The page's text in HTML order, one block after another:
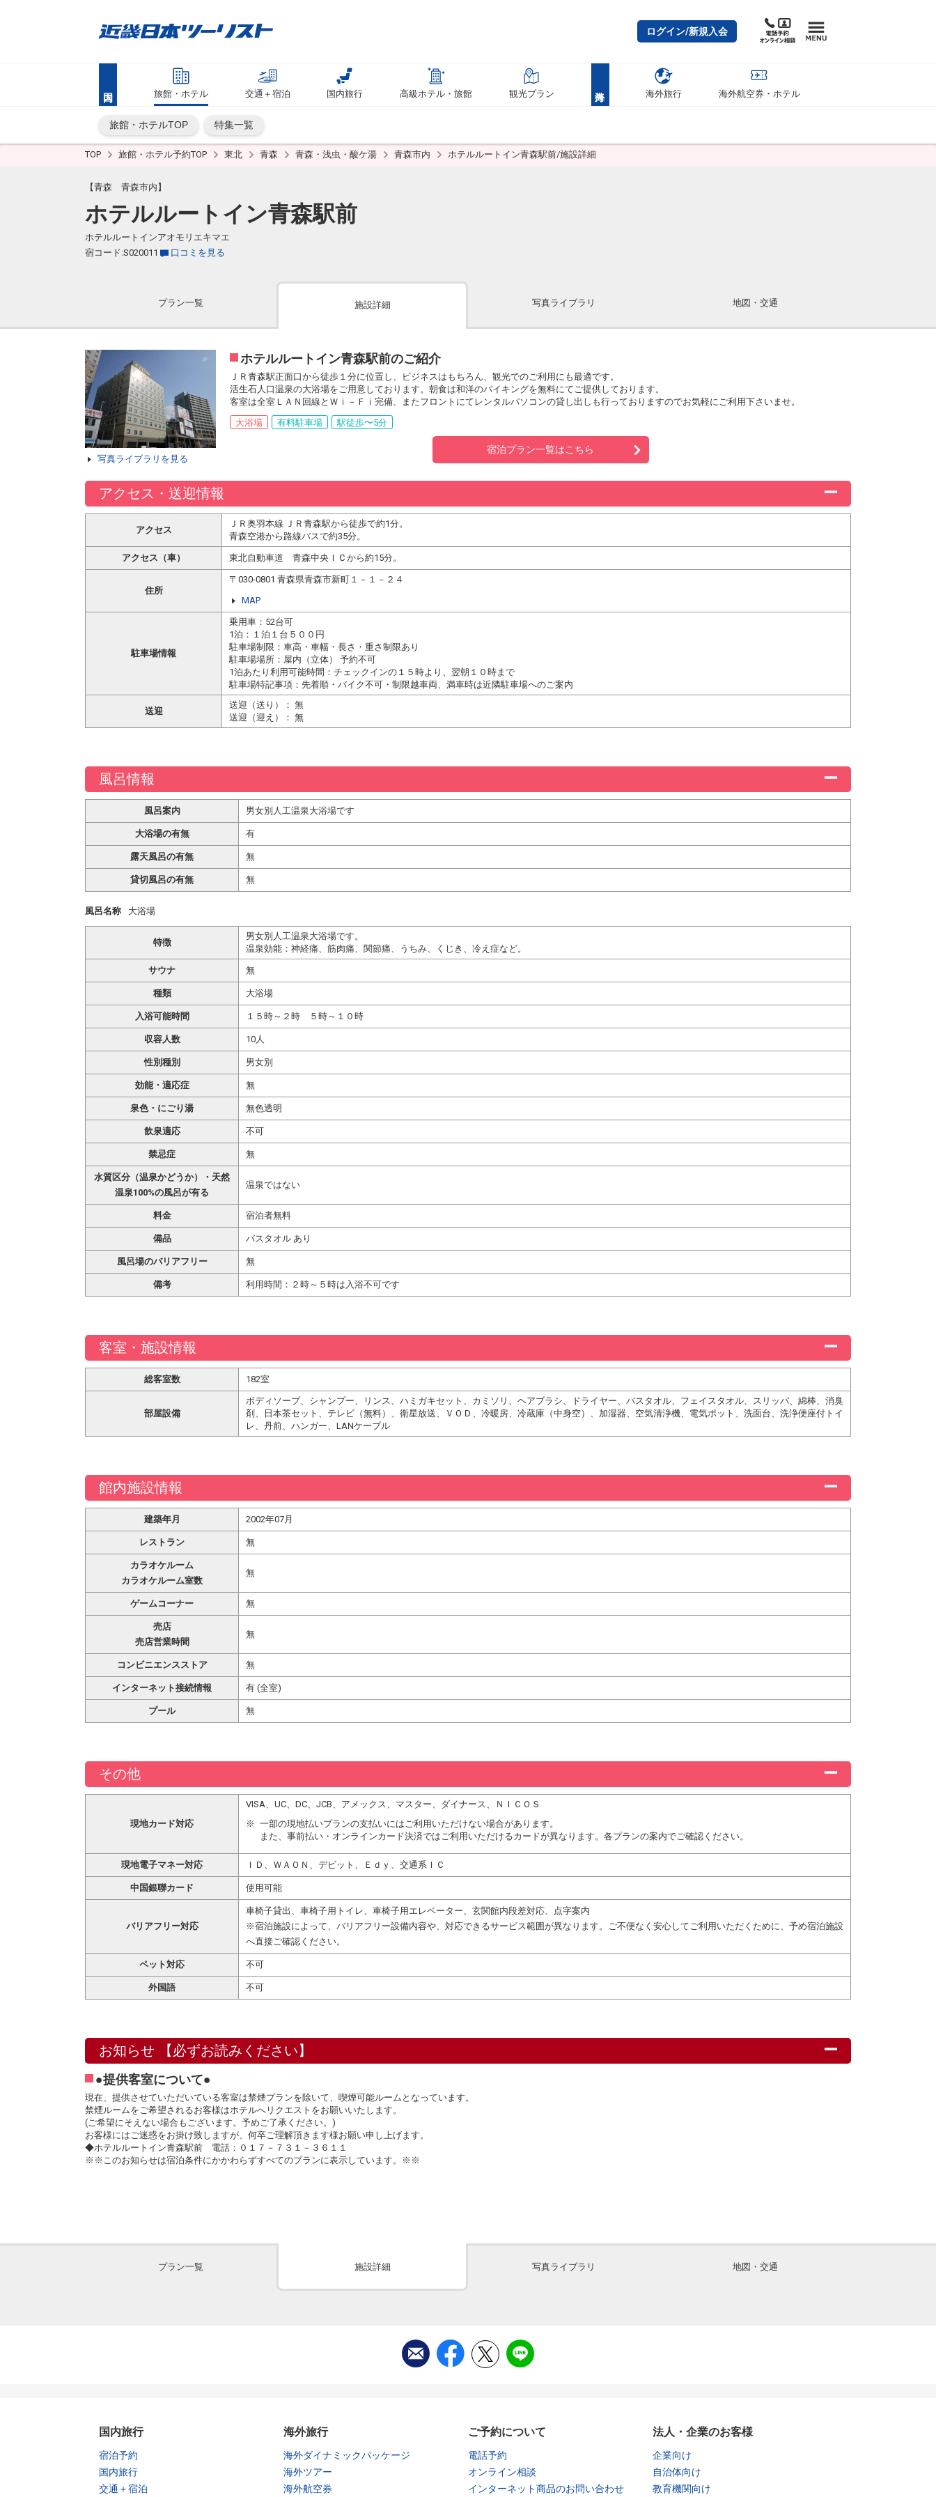
ログイン/新規入会
旅館・ホテル 交通＋宿泊 国内旅行 高級ホテル・旅館 観光プラン 海外旅行 海外航空券・ホテル
旅館・ホテルTOP 特集一覧
TOP 旅館・ホテル予約TOP 東北 青森 青森・浅虫・酸ケ湯 青森市内 ホテルルートイン青森駅前/施設詳細
【青森 青森市内】
ホテルルートイン青森駅前
ホテルルートインアオモリエキマエ
宿コード:S020011
口コミを見る
プラン一覧 施設詳細 写真ライブラリ 地図・交通
写真ライブラリを見る
ホテルルートイン青森駅前のご紹介
ＪＲ青森駅正面口から徒歩１分に位置し、ビジネスはもちろん、観光でのご利用にも最適です。
活生石人口温泉の大浴場をご用意しております。朝食は和洋のバイキングを無料にてご提供しております。
客室は全室ＬＡＮ回線とＷｉ－Ｆｉ完備、またフロントにてレンタルパソコンの貸し出しも行っておりますのでお気軽にご利用下さいませ。
大浴場
有料駐車場 駅徒歩〜5分
宿泊プラン一覧はこちら
アクセス・送迎情報
アクセス
ＪＲ奥羽本線 ＪＲ青森駅から徒歩で約1分。
青森空港から路線バスで約35分。
アクセス（車） 東北自動車道 青森中央ＩＣから約15分。
住所
〒030-0801 青森県青森市新町１－１－２４
MAP
駐車場情報
乗用車：52台可
1泊：１泊１台５００円
駐車場制限：車高・車幅・長さ・重さ制限あり
駐車場場所：屋内（立体） 予約不可
1泊あたり利用可能時間：チェックインの１５時より、翌朝１０時まで
駐車場特記事項：先着順・バイク不可・制限越車両、満車時は近隣駐車場へのご案内
送迎
送迎（送り）： 無
送迎（迎え）： 無
風呂情報
風呂案内 男女別人工温泉大浴場です
大浴場の有無 有
露天風呂の有無 無
貸切風呂の有無 無
風呂名称 大浴場
特徴
男女別人工温泉大浴場です。
温泉効能：神経痛、筋肉痛、関節痛、うちみ、くじき、冷え症など。
サウナ 無
種類 大浴場
入浴可能時間 １５時～２時 ５時～１０時
収容人数 10人
性別種別 男女別
効能・適応症 無
泉色・にごり湯 無色透明
飲泉適応 不可
禁忌症 無
水質区分（温泉かどうか）・天然
温泉100%の風呂が有る
温泉ではない
料金 宿泊者無料
備品 バスタオル あり
風呂場のバリアフリー 無
備考 利用時間：２時～５時は入浴不可です
客室・施設情報
総客室数 182室
部屋設備
ボディソープ、シャンプー、リンス、ハミガキセット、カミソリ、ヘアブラシ、ドライヤー、バスタオル、フェイスタオル、スリッパ、綿棒、消臭
剤、日本茶セット、テレビ（無料）、衛星放送、ＶＯＤ、冷暖房、冷蔵庫（中身空）、加湿器、空気清浄機、電気ポット、洗面台、洗浄便座付トイ
レ、丹前、ハンガー、LANケーブル
館内施設情報
建築年月 2002年07月
レストラン 無
カラオケルーム
カラオケルーム室数
無
ゲームコーナー 無
売店
売店営業時間
無
コンビニエンスストア 無
インターネット接続情報 有 (全室)
プール 無
その他
現地カード対応
VISA、UC、DC、JCB、アメックス、マスター、ダイナース、ＮＩＣＯＳ
一部の現地払いプランの支払いにはご利用いただけない場合があります。
また、事前払い・オンラインカード決済ではご利用いただけるカードが異なります。各プランの案内でご確認ください。
現地電子マネー対応 ＩＤ、ＷＡＯＮ、デビット、Ｅｄｙ、交通系ＩＣ
中国銀聯カード 使用可能
バリアフリー対応
車椅子貸出、車椅子用トイレ、車椅子用エレベーター、玄関館内段差対応、点字案内
※宿泊施設によって、バリアフリー設備内容や、対応できるサービス範囲が異なります。ご不便なく安心してご利用いただくために、予め宿泊施設
へ直接ご確認ください。
ペット対応 不可
外国語 不可
お知らせ 【必ずお読みください】
●提供客室について●
現在、提供させていただいている客室は禁煙プランを除いて、喫煙可能ルームとなっています。
禁煙ルームをご希望されるお客様はホテルへリクエストをお願いいたします。
(ご希望にそえない場合もございます。予めご了承ください。)
お客様にはご迷惑をお掛け致しますが、何卒ご理解頂きます様お願い申し上げます。
◆ホテルルートイン青森駅前 電話：０１７－７３１－３６１１
※※このお知らせは宿泊条件にかかわらずすべてのプランに表示しています。※※
プラン一覧 施設詳細 写真ライブラリ 地図・交通
国内旅行
宿泊予約
国内旅行
交通＋宿泊
海外旅行
海外ダイナミックパッケージ
海外ツアー
海外航空券
ご予約について
電話予約
オンライン相談
インターネット商品のお問い合わせ
法人・企業のお客様
企業向け
自治体向け
教育機関向け